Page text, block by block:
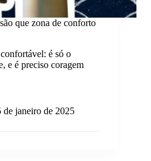
que zona de conforto
é só o
e é preciso coragem
de janeiro de 2025